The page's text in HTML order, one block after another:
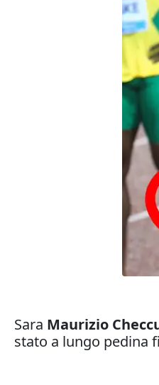
Sara Maurizio
stato a lungo pedina